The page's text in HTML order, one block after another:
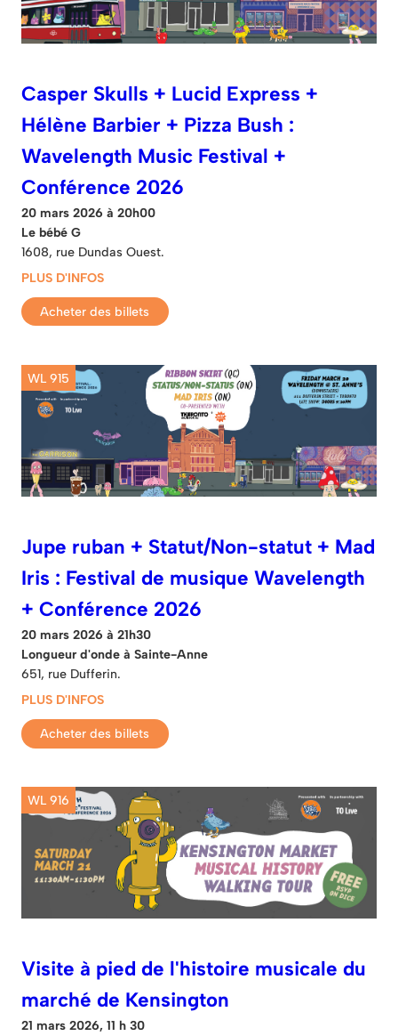
Casper Skulls + Lucid Express +
Hélène Barbier + Pizza Bush :
Wavelength Music Festival +
Conférence 2026
20 mars 2026 à 20h00
Le bébé G
1608, rue Dundas Ouest.
PLUS D'INFOS
Acheter des billets
WL 915
Jupe ruban + Statut/Non-statut + Mad
Iris : Festival de musique Wavelength
+ Conférence 2026
20 mars 2026 à 21h30
Longueur d'onde à Sainte-Anne
651, rue Dufferin.
PLUS D'INFOS
Acheter des billets
WL 916
Visite à pied de l'histoire musicale du
marché de Kensington
21 mars 2026, 11 h 30